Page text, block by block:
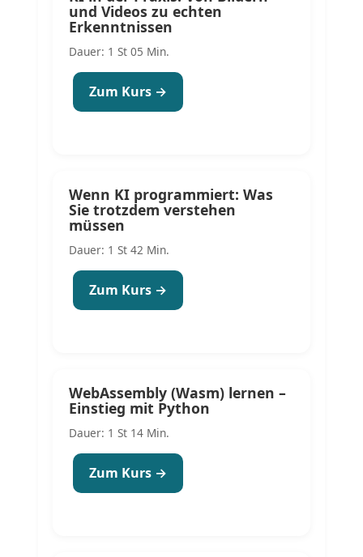
und Videos zu echten
Erkenntnissen
Dauer: 1 St 05 Min.
Zum Kurs →
Wenn KI programmiert: Was
Sie trotzdem verstehen
müssen
Dauer: 1 St 42 Min.
Zum Kurs →
WebAssembly (Wasm) lernen –
Einstieg mit Python
Dauer: 1 St 14 Min.
Zum Kurs →